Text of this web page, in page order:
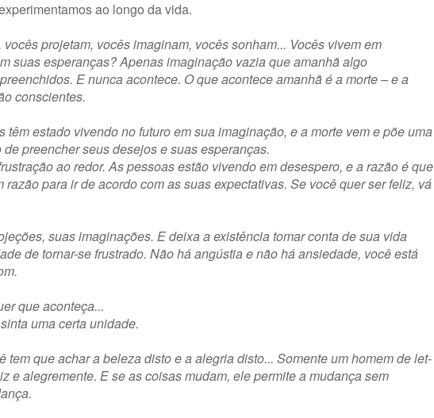
ao longo da vida.
projetam, vocês imaginam, vocês sonham... Vocês vivem em
suas esperanças? Apenas imaginação vazia que amanhã algo
E nunca acontece. O que acontece amanhã é a morte – e a
conscientes.
estado vivendo no futuro em sua imaginação, e a morte vem e põe uma
preencher seus desejos e suas esperanças.
ao redor. As pessoas estão vivendo em desespero, e a razão é que
para ir de acordo com as suas expectativas. Se você quer ser feliz, vá
suas imaginações. E deixa a existência tomar conta de sua vida
de tornar-se frustrado. Não há angústia e não há ansiedade, você está
que aconteça...
uma certa unidade.
que achar a beleza disto e a alegria disto... Somente um homem delet-
e alegremente. E se as coisas mudam, ele permite a mudança sem